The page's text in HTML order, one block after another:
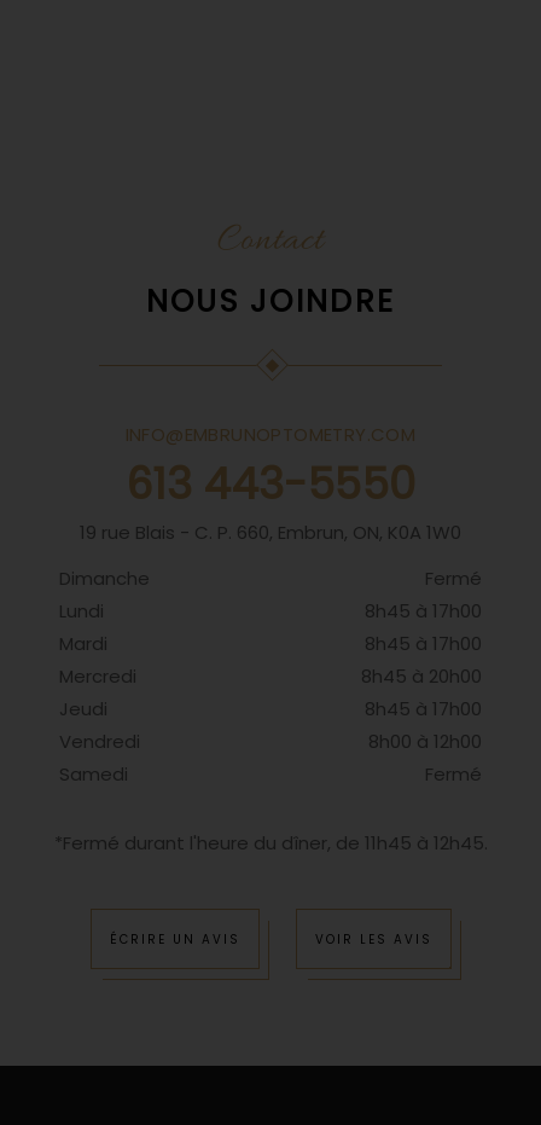
Contact
NOUS JOINDRE
INFO@EMBRUNOPTOMETRY.COM
613 443-5550
19 rue Blais - C. P. 660, Embrun, ON, K0A 1W0
Dimanche
Fermé
Lundi
8h45 à 17h00
Mardi
8h45 à 17h00
Mercredi
8h45 à 20h00
Jeudi
8h45 à 17h00
Vendredi
8h00 à 12h00
Samedi
Fermé
*Fermé durant l'heure du dîner, de 11h45 à 12h45.
ÉCRIRE UN AVIS VOIR LES AVIS